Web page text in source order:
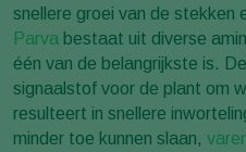
snellere groei van de stekken
Parva bestaat uit diverse
één van de belangrijkste is.
signaalstof voor de plant om
resulteert in snellere
minder toe kunnen slaan,